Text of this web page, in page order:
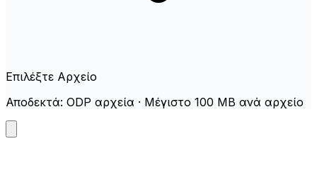
Επιλέξτε Αρχείο
Αποδεκτά: ODP αρχεία · Μέγιστο 100 MB ανά αρχείο